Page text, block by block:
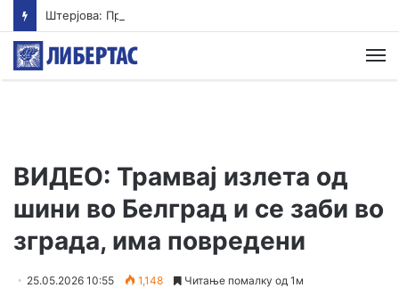
ВИДЕО: Трамвај излета од
шини во Белград и се заби во
зграда, има повредени
25.05.2026 10:55 1,148 Читање помалку од 1м